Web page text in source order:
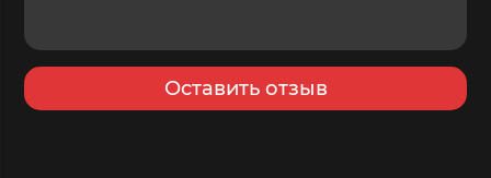
Оставить отзыв